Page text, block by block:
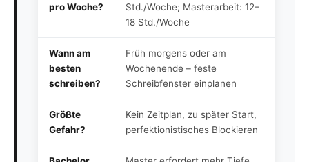
pro Woche?
Std./Woche; Masterarbeit: 12–
18 Std./Woche
Wann am
besten
schreiben?
Früh morgens oder am
Wochenende – feste
Schreibfenster einplanen
Größte
Gefahr?
Kein Zeitplan, zu später Start,
perfektionistisches Blockieren